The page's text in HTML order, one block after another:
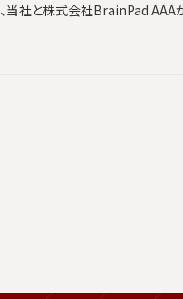
、当社と株式会社BrainPad